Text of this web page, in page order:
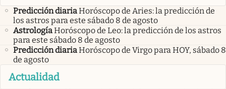
Predicción diariaHoróscopo de Aries: la predicción de
los astros para este sábado 8 de agosto
AstrologíaHoróscopo de Leo: la predicción de los astros
para este sábado 8 de agosto
Predicción diariaHoróscopo de Virgo para HOY, sábado 8
de agosto
Actualidad